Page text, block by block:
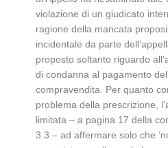
violazione di un giudicato
ragione della mancata
incidentale da parte
proposto soltanto riguardo
di condanna al pagamento
compravendita. Per quanto
problema della prescrizione,
limitata – a pagina 17 della
3.3 – ad affermare solo che